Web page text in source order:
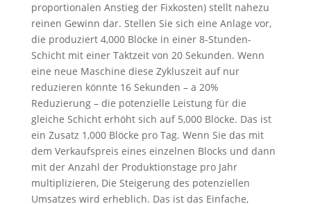
proportionalen Anstieg der Fixkosten) stellt nahezu
reinen Gewinn dar. Stellen Sie sich eine Anlage vor,
die produziert 4,000 Blöcke in einer 8-Stunden-
Schicht mit einer Taktzeit von 20 Sekunden. Wenn
eine neue Maschine diese Zykluszeit auf nur
reduzieren könnte 16 Sekunden – a 20%
Reduzierung – die potenzielle Leistung für die
gleiche Schicht erhöht sich auf 5,000 Blöcke. Das ist
ein Zusatz 1,000 Blöcke pro Tag. Wenn Sie das mit
dem Verkaufspreis eines einzelnen Blocks und dann
mit der Anzahl der Produktionstage pro Jahr
multiplizieren, Die Steigerung des potenziellen
Umsatzes wird erheblich. Das ist das Einfache,